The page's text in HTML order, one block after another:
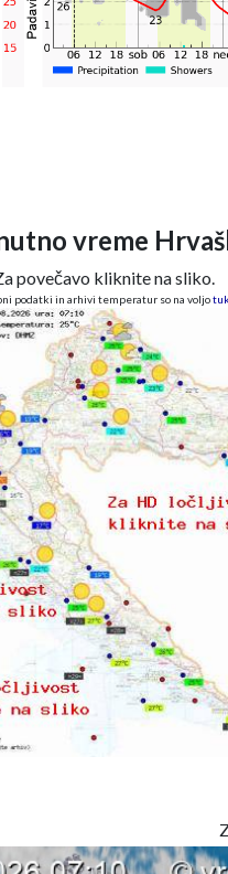
vreme
povečavo kliknite na sliko.
podatki in arhivi temperatur so na voljo